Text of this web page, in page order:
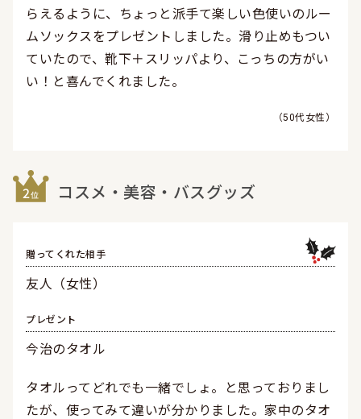
らえるように、ちょっと派手て楽しい色使いのルー
ムソックスをプレゼントしました。滑り止めもつい
ていたので、靴下＋スリッパより、こっちの方がい
い！と喜んでくれました。
50代女性
コスメ・美容・バスグッズ
贈ってくれた相手
友人（女性）
プレゼント
今治のタオル
タオルってどれでも一緒でしょ。と思っておりまし
たが、使ってみて違いが分かりました。家中のタオ